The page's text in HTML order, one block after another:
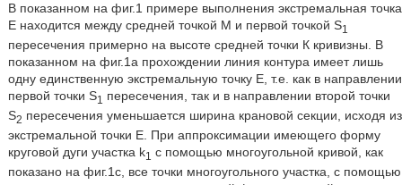
В показанном на фиг.1 примере выполнения экстремальная точка
Е находится между средней точкой М и первой точкой S1
пересечения примерно на высоте средней точки К кривизны. В
показанном на фиг.1а прохождении линия контура имеет лишь
одну единственную экстремальную точку Е, т.е. как в направлении
первой точки S1
пересечения, так и в направлении второй точки
S2 пересечения уменьшается ширина крановой секции, исходя из
экстремальной точки Е. При аппроксимации имеющего форму
круговой дуги участка k1 с помощью многоугольной кривой, как
показано на фиг.1с, все точки многоугольного участка, с помощью